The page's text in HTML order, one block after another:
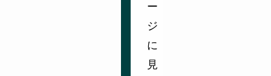
ー
ジ
に
見